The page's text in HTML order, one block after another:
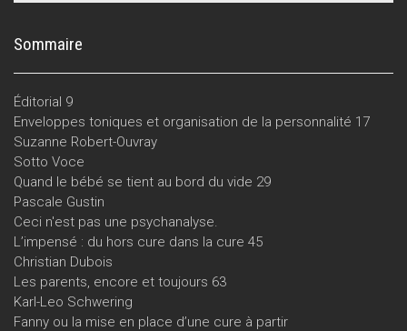
Sommaire
Éditorial 9
Enveloppes toniques et organisation de la personnalité 17
Suzanne Robert-Ouvray
Sotto Voce
Quand le bébé se tient au bord du vide 29
Pascale Gustin
Ceci n'est pas une psychanalyse.
L’impensé : du hors cure dans la cure 45
Christian Dubois
Les parents, encore et toujours 63
Karl-Leo Schwering
Fanny ou la mise en place d’une cure à partir